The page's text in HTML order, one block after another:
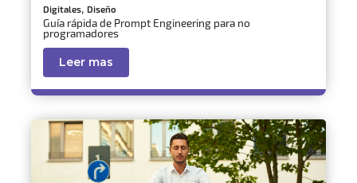
Digitales, Diseño
Guía rápida de Prompt Engineering para no
programadores
Leer mas